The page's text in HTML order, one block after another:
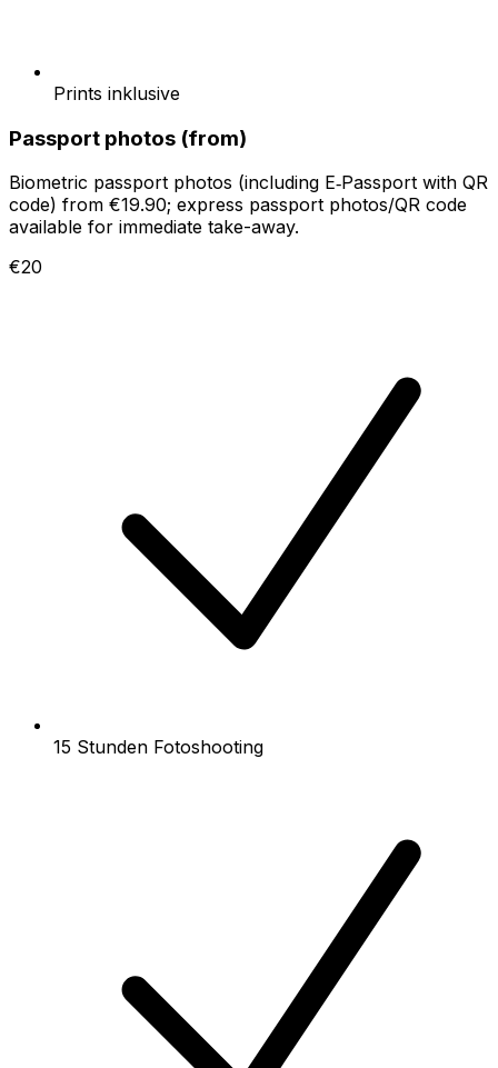
Prints inklusive
Passport photos (from)
Biometric passport photos (including E‑Passport with QR
code) from €19.90; express passport photos/QR code
available for immediate take-away.
€20
15 Stunden Fotoshooting